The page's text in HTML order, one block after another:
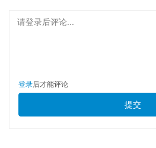
请登录后评论...
登录后才能评论
提交